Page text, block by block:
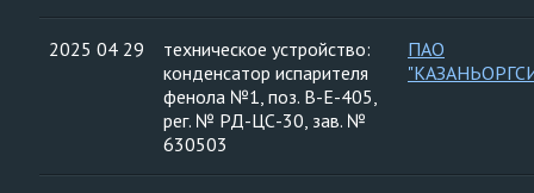
2025 04 29
техническое устройство:
конденсатор испарителя
фенола №1, поз. В-Е-405,
рег. № РД-ЦС-30, зав. №
630503
ПАО